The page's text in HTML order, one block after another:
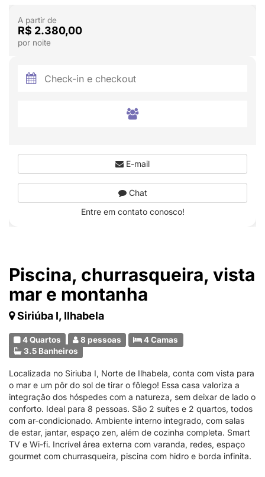
Piscina, churrasqueira, vista
mar e montanha
Siriúba I, Ilhabela
4 Quartos 8 pessoas
4 Camas
3.5 Banheiros
Localizada no Siriuba I, Norte de Ilhabela, conta com vista para
o mar e um pôr do sol de tirar o fôlego! Essa casa valoriza a
integração dos hóspedes com a natureza, sem deixar de lado o
conforto. Ideal para 8 pessoas. São 2 suítes e 2 quartos, todos
com ar-condicionado. Ambiente interno integrado, com salas
de estar, jantar, espaço zen, além de cozinha completa. Smart
TV e Wi-fi. Incrível área externa com varanda, redes, espaço
gourmet com churrasqueira, piscina com hidro e borda infinita.
A partir de
R$ 2.380,00
por noite
E-mail
Chat
Entre em contato conosco!